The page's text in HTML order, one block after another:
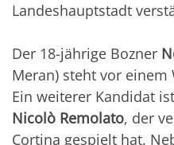
Landeshauptstadt
Der 18-jährige Bozner
Meran) steht vor einem
Ein weiterer Kandidat
Nicolò Remolato, der
Cortina gespielt hat.